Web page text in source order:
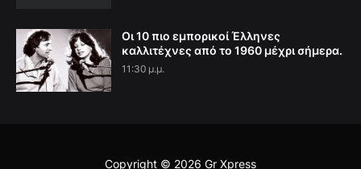
Οι 10 πιο εμπορικοί Έλληνες
καλλιτέχνες από το 1960 μέχρι σήμερα.
11:30 μ.μ.
Copyright © 2026 Gr Xpress